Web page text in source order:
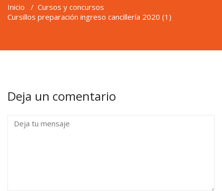
Inicio / Cursos y concursos
Cursillos preparación ingreso cancillería 2020 (1)
Deja un comentario